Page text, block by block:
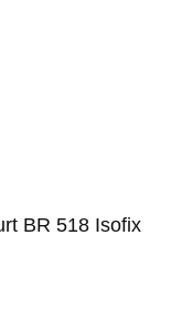
BR 518 Isofix